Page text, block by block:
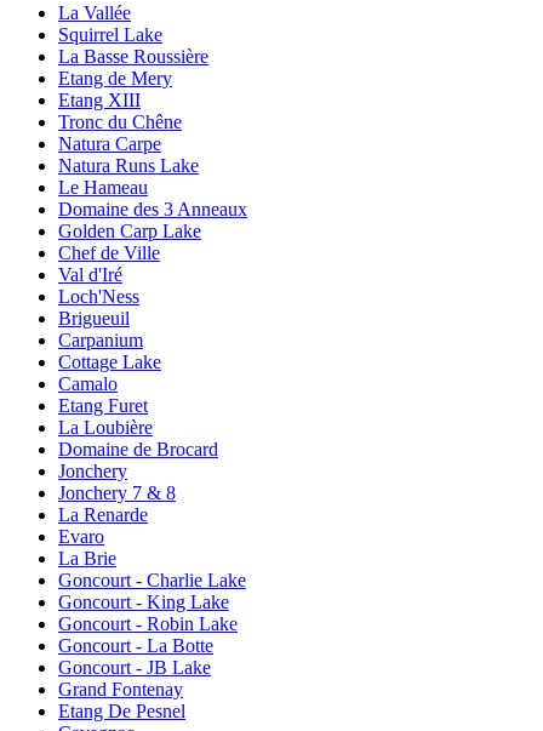
La Vallée
Squirrel Lake
La Basse Roussière
Etang de Mery
Etang XIII
Tronc du Chêne
Natura Carpe
Natura Runs Lake
Le Hameau
Domaine des 3 Anneaux
Golden Carp Lake
Chef de Ville
Val d'Iré
Loch'Ness
Brigueuil
Carpanium
Cottage Lake
Camalo
Etang Furet
La Loubière
Domaine de Brocard
Jonchery
Jonchery 7 & 8
La Renarde
Evaro
La Brie
Goncourt - Charlie Lake
Goncourt - King Lake
Goncourt - Robin Lake
Goncourt - La Botte
Goncourt - JB Lake
Grand Fontenay
Etang De Pesnel